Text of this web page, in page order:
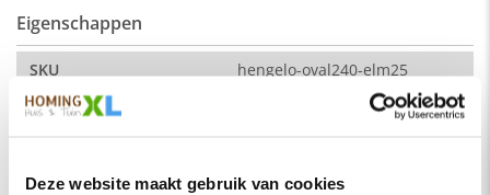
Deze website maakt gebruik van cookies
De kleur op de foto kan per computerscherm afwijken van de
werkelijkheid. Zeker weten dat dit de kleur is die je zoekt?
Vraag dan een stukje van de stof op via de knop "kleurstaal
aanvragen".
Zitdiepte: 44 cm
Eigenschappen
SKU
hengelo-oval240-elm25
Montage
Soort
Eetkamerbanken